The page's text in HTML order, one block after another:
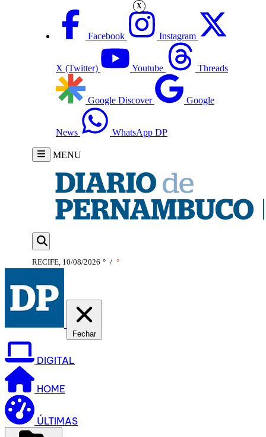
Facebook Instagram
X (Twitter) Youtube Threads
Google Discover Google
News WhatsApp DP
MENU
RECIFE, 10/08/2026 ° / °
Fechar
DIGITAL
HOME
ÚLTIMAS
X